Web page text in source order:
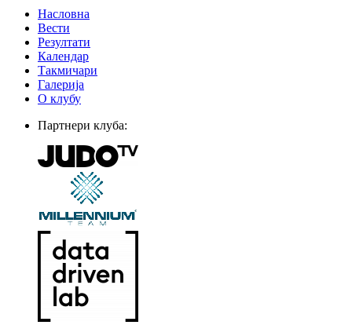
Насловна
Вести
Резултати
Календар
Такмичари
Галерија
О клубу
Партнери клуба: